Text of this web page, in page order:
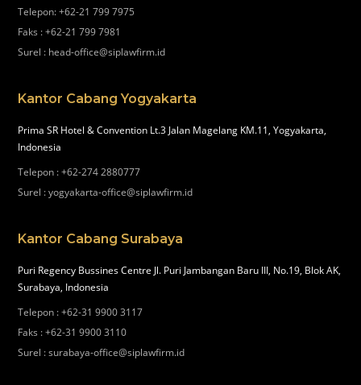
Telepon:+62-21 799 7975
Faks :+62-21 799 7981
Surel : head-office@siplawfirm.id
Kantor Cabang Yogyakarta
Prima SR Hotel & Convention Lt.3 Jalan Magelang KM.11, Yogyakarta,
Indonesia
Telepon :+62-274 2880777
Surel :yogyakarta-office@siplawfirm.id
Kantor Cabang Surabaya
Puri Regency Bussines Centre Jl. Puri Jambangan Baru III, No.19, Blok AK,
Surabaya, Indonesia
Telepon :+62-31 9900 3117
Faks :+62-31 9900 3110
Surel :surabaya-office@siplawfirm.id